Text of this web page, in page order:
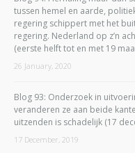
tussen hemel en aarde,
regering schippert met het
regering. Nederland op z’n
(eerste helft tot en met 19
26 January, 2020
Blog 93: Onderzoek in
veranderen ze aan beide
uitzenden is schadelijk (17
17 December, 2019